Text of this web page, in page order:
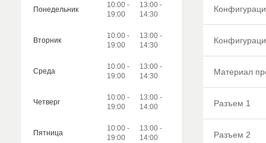
Материал
Разъем 1
Разъем 2
Понедельник
10:00
19:00
13:00
14:30
Вторник
10:00
19:00
13:00
14:30
Среда
10:00
19:00
13:00
14:30
Четверг
10:00
19:00
13:00
14:00
Пятница
10:00
19:00
13:00
14:00